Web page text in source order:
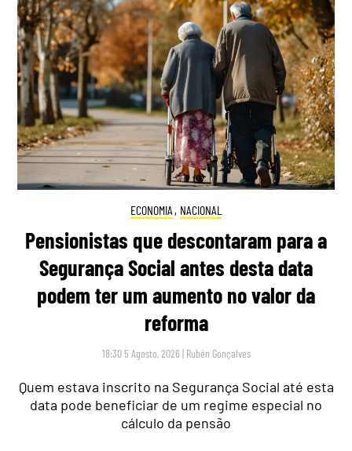
ECONOMIA , NACIONAL
Pensionistas que descontaram para a
Segurança Social antes desta data
podem ter um aumento no valor da
reforma
18:30 5 Agosto, 2026 | Rubén Gonçalves
Quem estava inscrito na Segurança Social até esta
data pode beneficiar de um regime especial no
cálculo da pensão